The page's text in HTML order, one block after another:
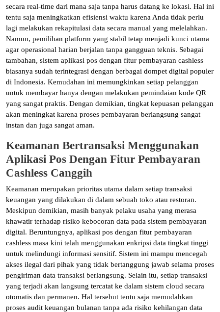
secara real-time dari mana saja tanpa harus datang ke lokasi. Hal ini
tentu saja meningkatkan efisiensi waktu karena Anda tidak perlu
lagi melakukan rekapitulasi data secara manual yang melelahkan.
Namun, pemilihan platform yang stabil tetap menjadi kunci utama
agar operasional harian berjalan tanpa gangguan teknis. Sebagai
tambahan, sistem aplikasi pos dengan fitur pembayaran cashless
biasanya sudah terintegrasi dengan berbagai dompet digital populer
di Indonesia. Kemudahan ini memungkinkan setiap pelanggan
untuk membayar hanya dengan melakukan pemindaian kode QR
yang sangat praktis. Dengan demikian, tingkat kepuasan pelanggan
akan meningkat karena proses pembayaran berlangsung sangat
instan dan juga sangat aman.
Keamanan Bertransaksi Menggunakan
Aplikasi Pos Dengan Fitur Pembayaran
Cashless Canggih
Keamanan merupakan prioritas utama dalam setiap transaksi
keuangan yang dilakukan di dalam sebuah toko atau restoran.
Meskipun demikian, masih banyak pelaku usaha yang merasa
khawatir terhadap risiko kebocoran data pada sistem pembayaran
digital. Beruntungnya, aplikasi pos dengan fitur pembayaran
cashless masa kini telah menggunakan enkripsi data tingkat tinggi
untuk melindungi informasi sensitif. Sistem ini mampu mencegah
akses ilegal dari pihak yang tidak bertanggung jawab selama proses
pengiriman data transaksi berlangsung. Selain itu, setiap transaksi
yang terjadi akan langsung tercatat ke dalam sistem cloud secara
otomatis dan permanen. Hal tersebut tentu saja memudahkan
proses audit keuangan bulanan tanpa ada risiko kehilangan data